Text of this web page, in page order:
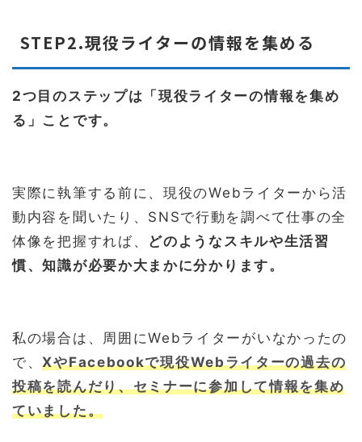
STEP2.現役ライターの情報を集める
2つ目のステップは「現役ライターの情報を集め
る」ことです。
実際に執筆する前に、現役のWebライターから活
動内容を聞いたり、SNSで行動を調べて仕事の全
体像を把握すれば、 どのようなスキルや生活習
慣、知識が必要か大まかに分かります。
私の場合は、周囲にWebライターがいなかったの
で、XやFacebookで現役Webライターの過去の
投稿を読んだり、セミナーに参加して情報を集め
ていました。